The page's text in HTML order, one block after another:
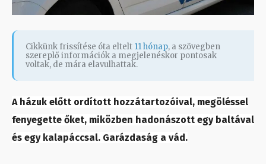
Cikkünk frissítése óta eltelt 11 hónap, a szövegben
szereplő információk a megjelenéskor pontosak
voltak, de mára elavulhattak.
A házuk előtt ordított hozzátartozóival, megöléssel
fenyegette őket, miközben hadonászott egy baltával
és egy kalapáccsal. Garázdaság a vád.